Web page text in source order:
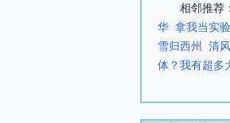
相邻推荐：
华 拿我当实
雪归西州 清
体？我有超多